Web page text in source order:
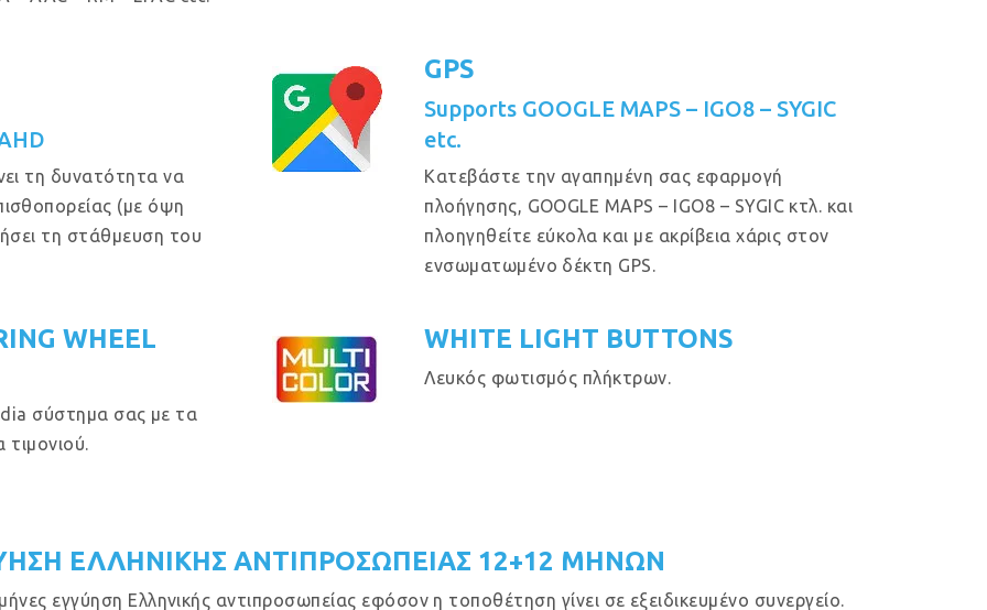
τη δυνατότητα να
(με όψη
τη στάθμευση του
GPS
Supports GOOGLE MAPS – IGO8 – SYGIC
etc.
Κατεβάστε την αγαπημένη σας εφαρμογή
πλοήγησης, GOOGLE MAPS – IGO8 – SYGIC κτλ. και
πλοηγηθείτε εύκολα και με ακρίβεια χάρις στον
ενσωματωμένο δέκτη GPS.
WHEEL
σύστημα σας με τα
τιμονιού.
WHITE LIGHT BUTTONS
Λευκός φωτισμός πλήκτρων.
ΕΛΛΗΝΙΚΗΣ ΑΝΤΙΠΡΟΣΩΠΕΙΑΣ 12+12 ΜΗΝΩΝ
εγγύηση Ελληνικής αντιπροσωπείας εφόσον η τοποθέτηση γίνει σε εξειδικευμένο συνεργείο.